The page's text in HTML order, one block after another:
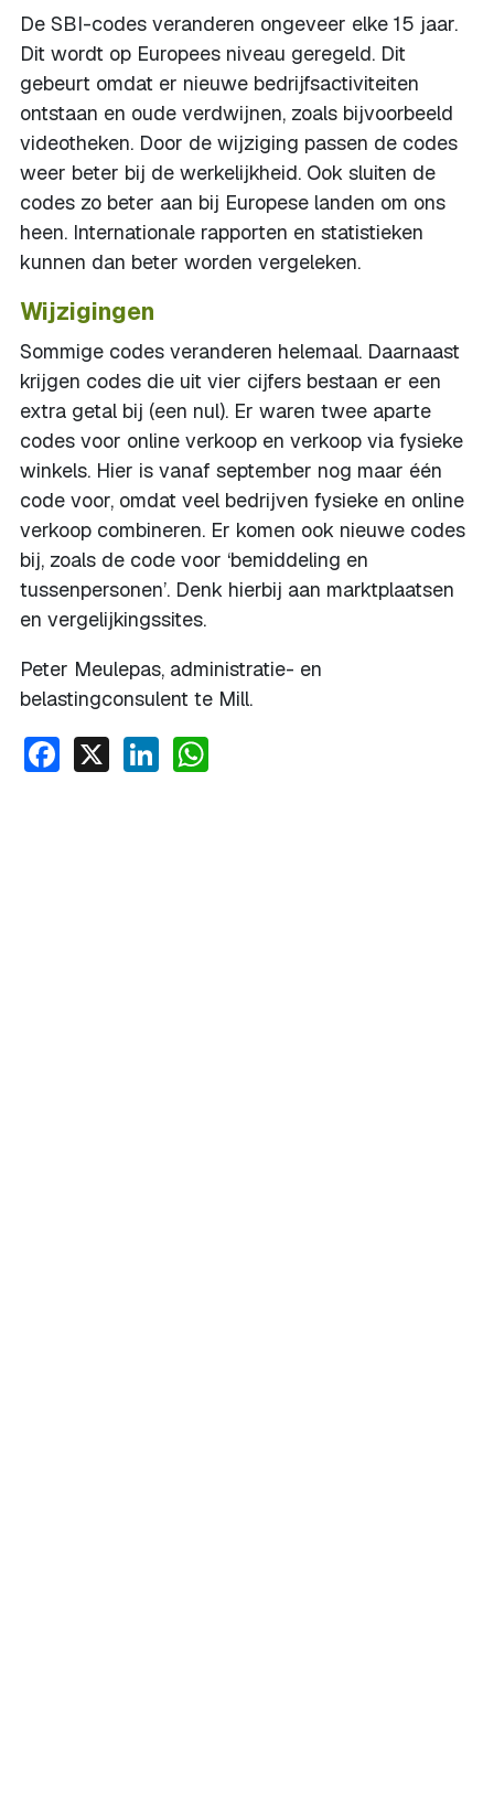
De SBI-codes veranderen ongeveer elke 15 jaar.
Dit wordt op Europees niveau geregeld. Dit
gebeurt omdat er nieuwe bedrijfsactiviteiten
ontstaan en oude verdwijnen, zoals bijvoorbeeld
videotheken. Door de wijziging passen de codes
weer beter bij de werkelijkheid. Ook sluiten de
codes zo beter aan bij Europese landen om ons
heen. Internationale rapporten en statistieken
kunnen dan beter worden vergeleken.
Wijzigingen
Sommige codes veranderen helemaal. Daarnaast
krijgen codes die uit vier cijfers bestaan er een
extra getal bij (een nul). Er waren twee aparte
codes voor online verkoop en verkoop via fysieke
winkels. Hier is vanaf september nog maar één
code voor, omdat veel bedrijven fysieke en online
verkoop combineren. Er komen ook nieuwe codes
bij, zoals de code voor ‘bemiddeling en
tussenpersonen’. Denk hierbij aan marktplaatsen
en vergelijkingssites.
Peter Meulepas, administratie- en
belastingconsulent te Mill.
Facebook
X LinkedIn